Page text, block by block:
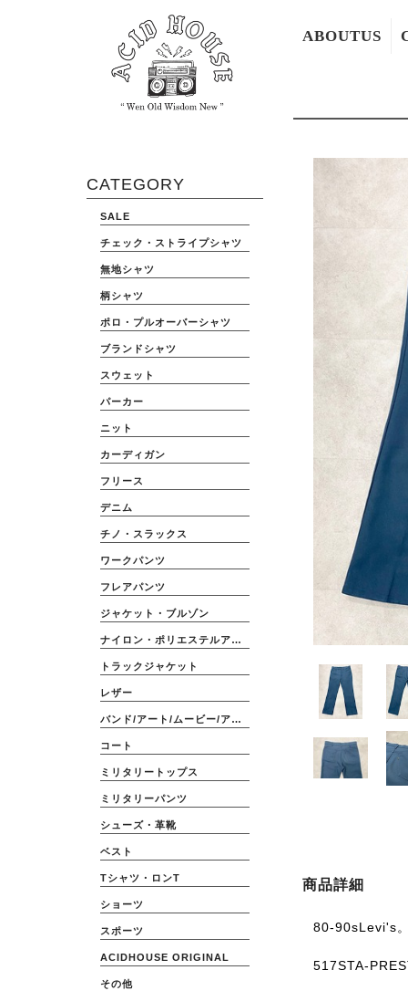
CATEGORY
SALE
チェック・ストライプシャツ
無地シャツ
柄シャツ
ポロ・プルオーバーシャツ
ブランドシャツ
スウェット
パーカー
ニット
カーディガン
フリース
デニム
チノ・スラックス
ワークパンツ
フレアパンツ
ジャケット・ブルゾン
ナイロン・ポリエステルアウター
トラックジャケット
レザー
バンド/アート/ムービー/アニメ
コート
ミリタリートップス
ミリタリーパンツ
シューズ・革靴
ベスト
Tシャツ・ロンT
ショーツ
スポーツ
ACIDHOUSE ORIGINAL
その他
ABOUTUS
商品詳細
80-90sLevi's。
517STA-